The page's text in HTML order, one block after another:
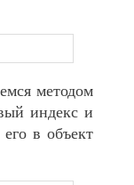
методом
индекс и
в объект